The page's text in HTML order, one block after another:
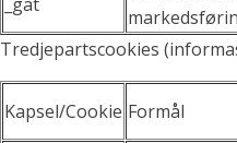
Tredjepartscookies
Kapsel/Cookie Formål